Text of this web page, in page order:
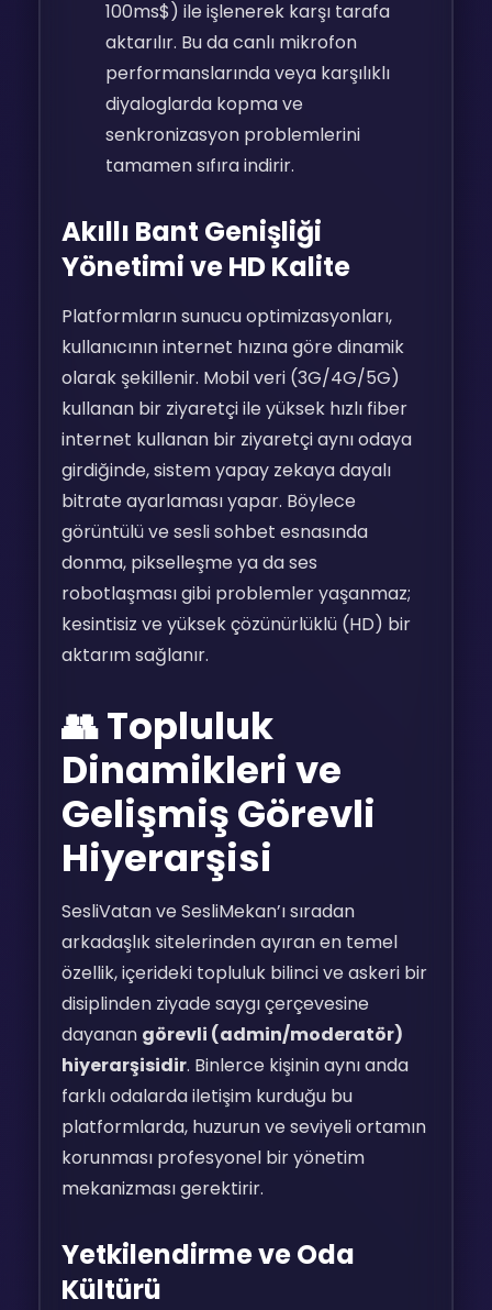
100ms$) ile işlenerek karşı tarafa
aktarılır. Bu da canlı mikrofon
performanslarında veya karşılıklı
diyaloglarda kopma ve
senkronizasyon problemlerini
tamamen sıfıra indirir.
Akıllı Bant Genişliği
Yönetimi ve HD Kalite
Platformların sunucu optimizasyonları,
kullanıcının internet hızına göre dinamik
olarak şekillenir. Mobil veri (3G/4G/5G)
kullanan bir ziyaretçi ile yüksek hızlı fiber
internet kullanan bir ziyaretçi aynı odaya
girdiğinde, sistem yapay zekaya dayalı
bitrate ayarlaması yapar. Böylece
görüntülü ve sesli sohbet esnasında
donma, pikselleşme ya da ses
robotlaşması gibi problemler yaşanmaz;
kesintisiz ve yüksek çözünürlüklü (HD) bir
aktarım sağlanır.
👥 Topluluk
Dinamikleri ve
Gelişmiş Görevli
Hiyerarşisi
SesliVatan ve SesliMekan’ı sıradan
arkadaşlık sitelerinden ayıran en temel
özellik, içerideki topluluk bilinci ve askeri bir
disiplinden ziyade saygı çerçevesine
dayanan görevli (admin/moderatör)
hiyerarşisidir. Binlerce kişinin aynı anda
farklı odalarda iletişim kurduğu bu
platformlarda, huzurun ve seviyeli ortamın
korunması profesyonel bir yönetim
mekanizması gerektirir.
Yetkilendirme ve Oda
Kültürü